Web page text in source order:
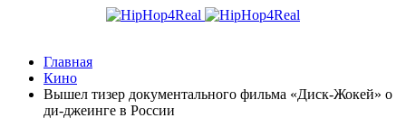
Главная
Кино
Вышел тизер документального фильма «Диск-Жокей» о
ди-джеинге в России